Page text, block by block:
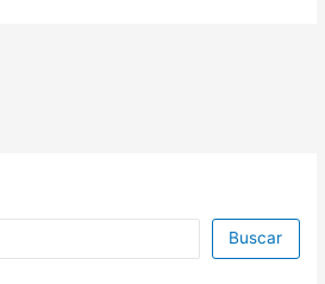
Buscar